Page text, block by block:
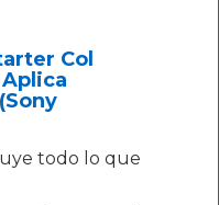
Col
todo lo que